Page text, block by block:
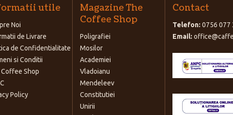
utile
Noi
de Livrare
de Confidentialitate
si Conditii
Shop
Policy
Magazine The
Coffee Shop
Poligrafiei
Mosilor
Academiei
Vladoianu
Mendeleev
Constitutiei
Unirii
Contact
Telefon: 0756 077
Email: